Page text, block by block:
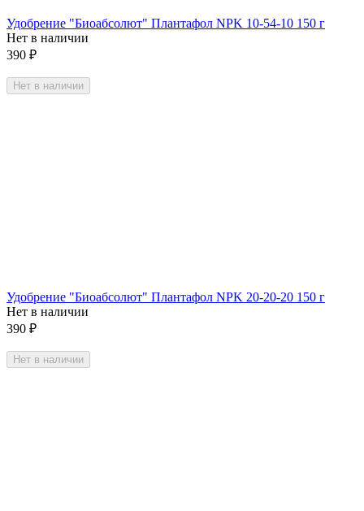
Удобрение "Биоабсолют" Плантафол NPK 10-54-10 150 г
Нет в наличии
390 ₽
Нет в наличии
Удобрение "Биоабсолют" Плантафол NPK 20-20-20 150 г
Нет в наличии
390 ₽
Нет в наличии